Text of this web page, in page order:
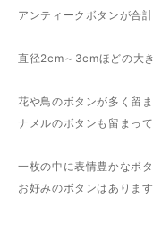
アンティークボタンが合
直径2cm～3cmほどの大
花や鳥のボタンが多く留
ナメルのボタンも留まって
一枚の中に表情豊かなボ
お好みのボタンはあります